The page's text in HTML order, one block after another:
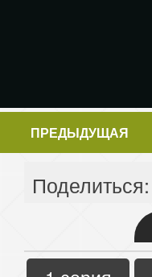
ПРЕДЫДУЩАЯ
Поделиться: